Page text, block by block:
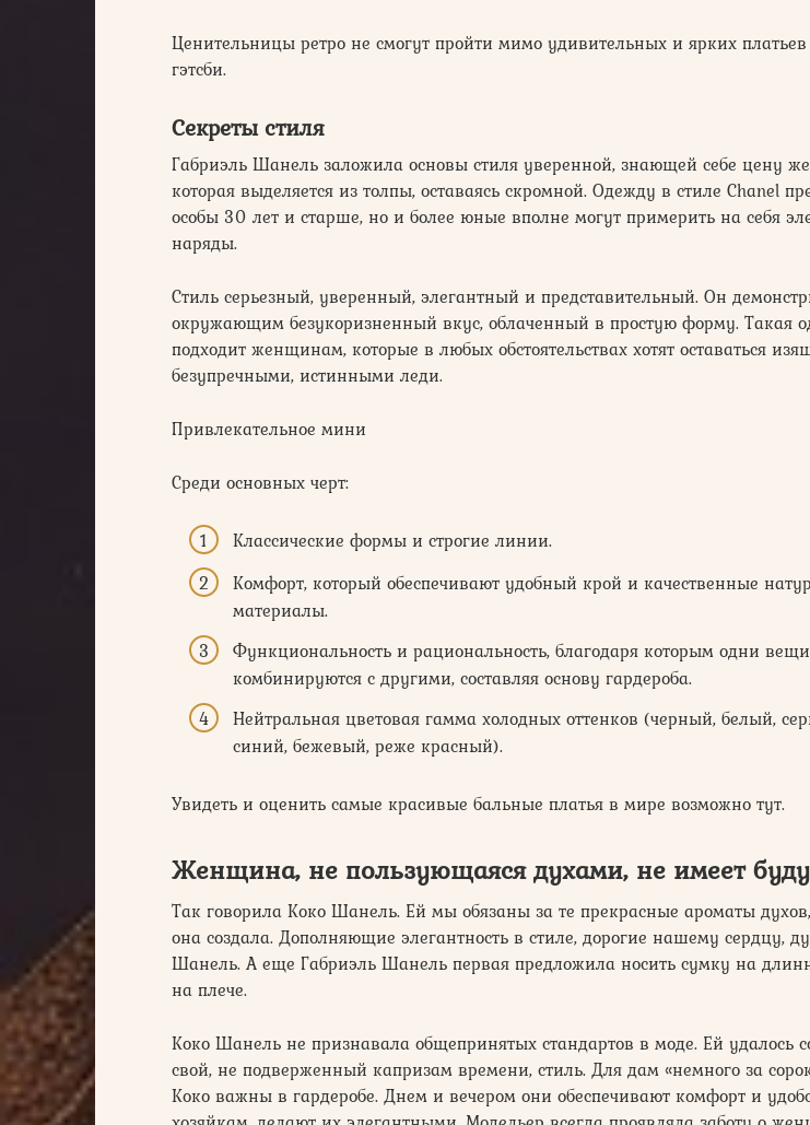
Ценительницы ретро не смогут пройти мимо удивительных и ярких платьев
гэтсби.
Секреты стиля
Габриэль Шанель заложила основы стиля уверенной, знающей себе цену
которая выделяется из толпы, оставаясь скромной. Одежду в стиле Chanel
особы 30 лет и старше, но и более юные вполне могут примерить на себя
наряды.
Стиль серьезный, уверенный, элегантный и представительный. Он
окружающим безукоризненный вкус, облаченный в простую форму. Такая
подходит женщинам, которые в любых обстоятельствах хотят оставаться
безупречными, истинными леди.
Привлекательное мини
Среди основных черт:
Классические формы и строгие линии.
Комфорт, который обеспечивают удобный крой и качественные
материалы.
Функциональность и рациональность, благодаря которым одни
комбинируются с другими, составляя основу гардероба.
Нейтральная цветовая гамма холодных оттенков (черный, белый,
синий, бежевый, реже красный).
Увидеть и оценить самые красивые бальные платья в мире возможно тут.
Женщина, не пользующаяся духами, не имеет
Так говорила Коко Шанель. Ей мы обязаны за те прекрасные ароматы
она создала. Дополняющие элегантность в стиле, дорогие нашему сердцу,
Шанель. А еще Габриэль Шанель первая предложила носить сумку на
на плече.
Коко Шанель не признавала общепринятых стандартов в моде. Ей удалось
свой, не подверженный капризам времени, стиль. Для дам «немного за
Коко важны в гардеробе. Днем и вечером они обеспечивают комфорт и